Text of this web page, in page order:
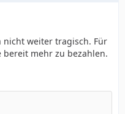
weiter tragisch. Für
mehr zu bezahlen.